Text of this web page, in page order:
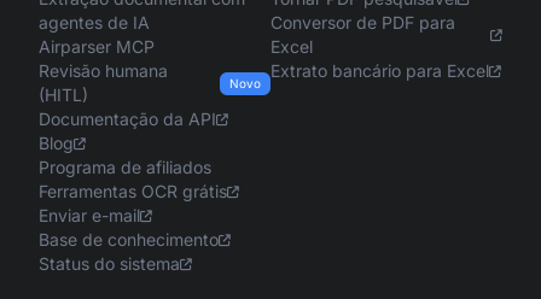
agentes de IA
Airparser MCP
Revisão humana
(HITL)
Novo
Documentação da API
Blog
Programa de afiliados
Ferramentas OCR grátis
Enviar e-mail
Base de conhecimento
Status do sistema
Conversor de PDF para
Excel
Extrato bancário para Excel